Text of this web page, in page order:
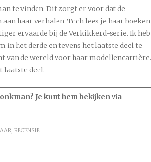
te vinden. Dit zorgt er voor dat de
haar verhalen. Toch lees je haar boeken
ervaarde bij de Verkikkerd-serie. Ik heb
in het derde en tevens het laatste deel te
van de wereld voor haar modellencarrière.
laatste deel.
Je kunt hem bekijken via
, RECENSIE